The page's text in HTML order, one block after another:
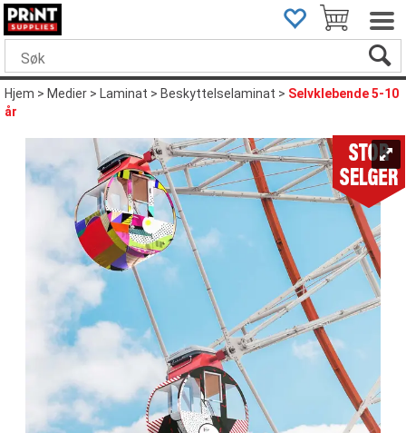
Hjem>Medier>Laminat>Beskyttelselaminat>Selvklebende 5-10
år